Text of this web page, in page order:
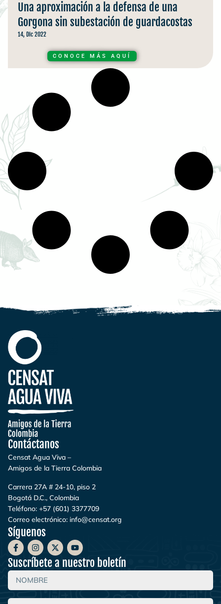
Una aproximación a la defensa de una
Gorgona sin subestación de guardacostas
14, Dic 2022
CONOCE MÁS AQUÍ
Contáctanos
Censat Agua Viva –
Amigos de la Tierra Colombia
Carrera 27A # 24-10, piso 2
Bogotá D.C., Colombia
Teléfono: +57 (601) 3377709
Correo electrónico: info@censat.org
Síguenos
Suscríbete a nuestro boletín